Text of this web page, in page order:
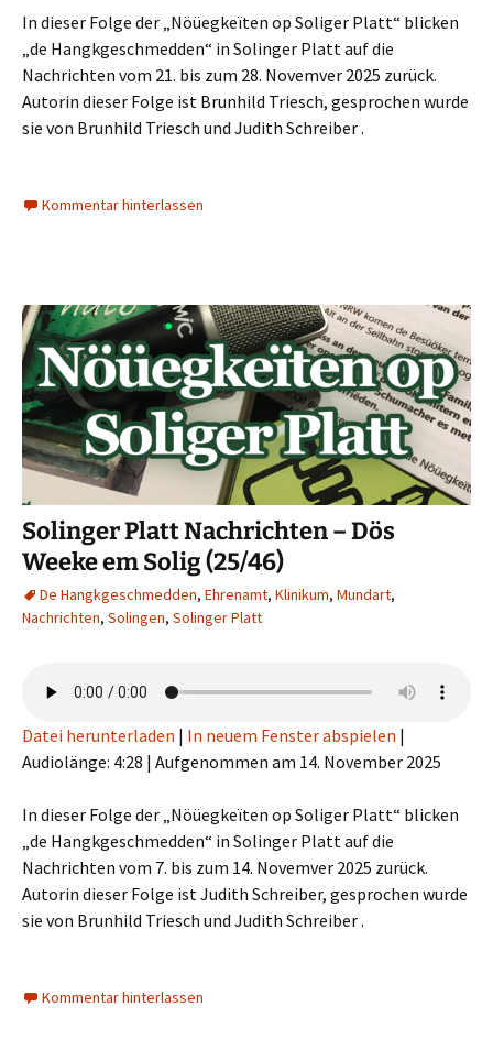
In dieser Folge der „Nöüegkeïten op Soliger Platt“ blicken
„de Hangkgeschmedden“ in Solinger Platt auf die
Nachrichten vom 21. bis zum 28. Novemver 2025 zurück.
Autorin dieser Folge ist Brunhild Triesch, gesprochen wurde
sie von Brunhild Triesch und Judith Schreiber .
Kommentar hinterlassen
Solinger Platt Nachrichten – Dös
Weeke em Solig (25/46)
De Hangkgeschmedden, Ehrenamt, Klinikum, Mundart,
Nachrichten, Solingen, Solinger Platt
Datei herunterladen | In neuem Fenster abspielen |
Audiolänge: 4:28 | Aufgenommen am 14. November 2025
In dieser Folge der „Nöüegkeïten op Soliger Platt“ blicken
„de Hangkgeschmedden“ in Solinger Platt auf die
Nachrichten vom 7. bis zum 14. Novemver 2025 zurück.
Autorin dieser Folge ist Judith Schreiber, gesprochen wurde
sie von Brunhild Triesch und Judith Schreiber .
Kommentar hinterlassen